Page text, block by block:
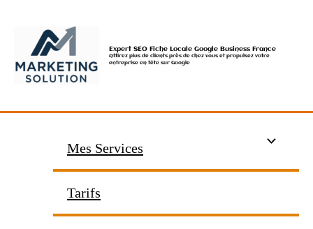
contenu
Expert SEO Fiche Locale Google Business France
Attirez plus de clients près de chez vous et propulsez votre
entreprise en tête sur Google
Mes Services
Tarifs